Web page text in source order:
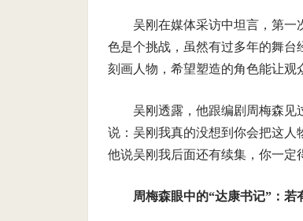
吴刚在媒体采访中坦言，第一
色是个挑战，虽然有过多年的舞台
刻画人物，希望塑造的角色能让观
吴刚透露，他跟编剧周梅森见
说：吴刚我真的没想到你会把这
他说吴刚我后面还有续集，你一定
周梅森眼中的“达康书记”：若